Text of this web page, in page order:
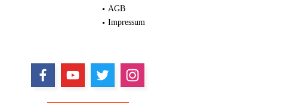
AGB
Impressum